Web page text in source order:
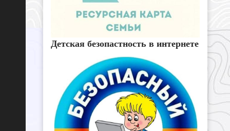
Детская безопастность в интернете